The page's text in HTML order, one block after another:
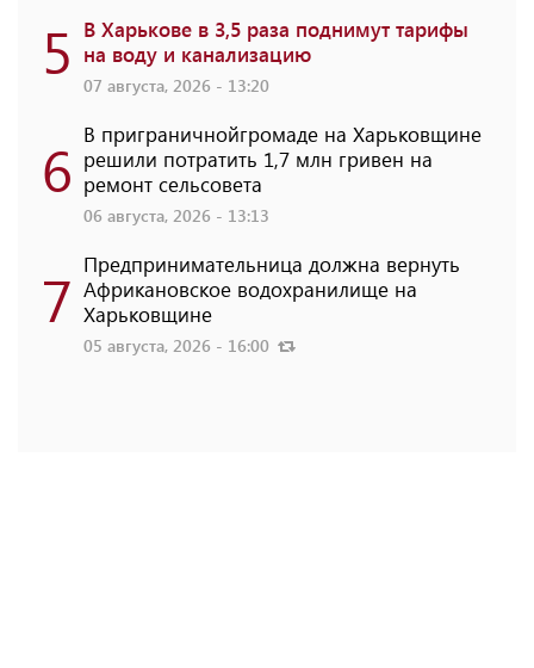
5 В Харькове в 3,5 раза поднимут тарифы
на воду и канализацию
07 августа, 2026 - 13:20
6 В приграничнойгромаде на Харьковщине
решили потратить 1,7 млн ​​гривен на
ремонт сельсовета
06 августа, 2026 - 13:13
7 Предпринимательница должна вернуть
Африкановское водохранилище на
Харьковщине
05 августа, 2026 - 16:00